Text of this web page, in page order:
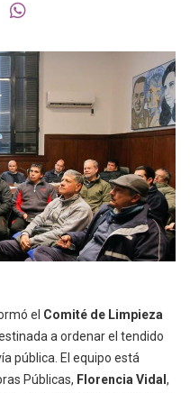
el Comité de Limpieza
a ordenar el tendido
pública. El equipo está
Públicas, Florencia Vidal ,